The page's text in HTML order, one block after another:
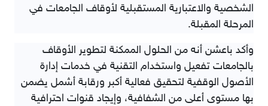
الشخصية والاعتبارية المستقبلية لأوقاف الجامعات في
المرحلة المقبلة.
وأكد باعشن أنه من الحلول الممكنة لتطوير الأوقاف
بالجامعات تفعيل واستخدام التقنية في خدمات إدارة
الأصول الوقفية لتحقيق فعالية أكبر ورقابة أشمل يضمن
بها مستوى أعلى من الشفافية، وإيجاد قنوات احترافية